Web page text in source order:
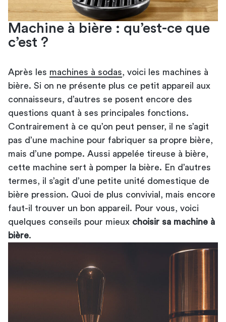
Machine à bière : qu’est-ce que
c’est ?
Après les machines à sodas , voici les machines à
bière. Si on ne présente plus ce petit appareil aux
connaisseurs, d’autres se posent encore des
questions quant à ses principales fonctions.
Contrairement à ce qu’on peut penser, il ne s’agit
pas d’une machine pour fabriquer sa propre bière,
mais d’une pompe. Aussi appelée tireuse à bière,
cette machine sert à pomper la bière. En d’autres
termes, il s’agit d’une petite unité domestique de
bière pression. Quoi de plus convivial, mais encore
faut-il trouver un bon appareil. Pour vous, voici
quelques conseils pour mieux choisir sa machine à
bière.